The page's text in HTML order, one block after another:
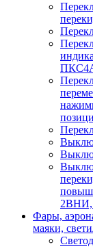
Фары,
маяки,